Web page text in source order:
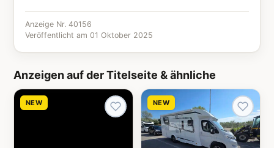
Anzeige Nr. 40156
Veröffentlicht am 01 Oktober 2025
Anzeigen auf der Titelseite & ähnliche
NEW NEW